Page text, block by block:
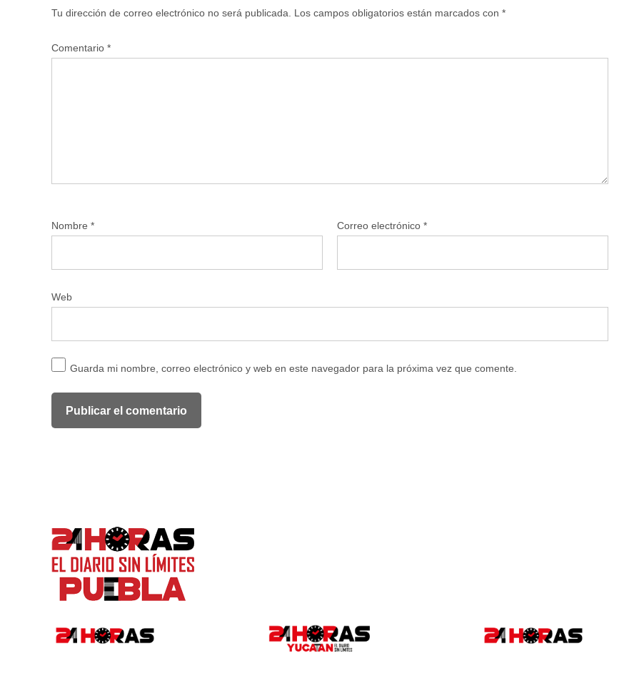
Tu dirección de correo electrónico no será publicada. Los campos obligatorios están marcados con *
Comentario *
Nombre * Correo electrónico *
Web
Guarda mi nombre, correo electrónico y web en este navegador para la próxima vez que comente.